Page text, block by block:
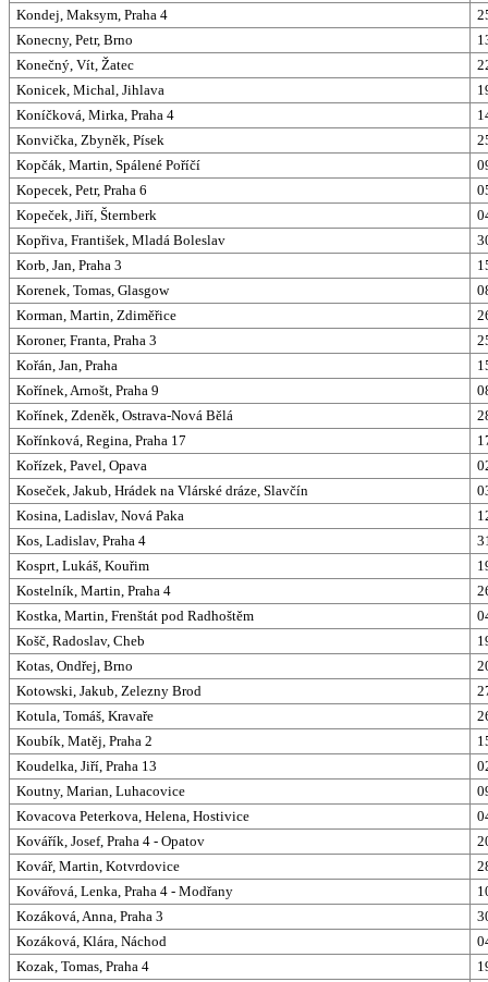
Kondej, Maksym, Praha 4
Konecny, Petr, Brno
Konečný, Vít, Žatec
Konicek, Michal, Jihlava
Koníčková, Mirka, Praha 4
Konvička, Zbyněk, Písek
Kopčák, Martin, Spálené Poříčí
Kopecek, Petr, Praha 6
Kopeček, Jiří, Šternberk
Kopřiva, František, Mladá Boleslav
Korb, Jan, Praha 3
Korenek, Tomas, Glasgow
Korman, Martin, Zdiměřice
Koroner, Franta, Praha 3
Kořán, Jan, Praha
Kořínek, Arnošt, Praha 9
Kořínek, Zdeněk, Ostrava-Nová Bělá
Kořínková, Regina, Praha 17
Kořízek, Pavel, Opava
Koseček, Jakub, Hrádek na Vlárské dráze, Slavčín
Kosina, Ladislav, Nová Paka
Kos, Ladislav, Praha 4
Kosprt, Lukáš, Kouřim
Kostelník, Martin, Praha 4
Kostka, Martin, Frenštát pod Radhoštěm
Košč, Radoslav, Cheb
Kotas, Ondřej, Brno
Kotowski, Jakub, Zelezny Brod
Kotula, Tomáš, Kravaře
Koubík, Matěj, Praha 2
Koudelka, Jiří, Praha 13
Koutny, Marian, Luhacovice
Kovacova Peterkova, Helena, Hostivice
Kovářík, Josef, Praha 4 - Opatov
Kovář, Martin, Kotvrdovice
Kovářová, Lenka, Praha 4 - Modřany
Kozáková, Anna, Praha 3
Kozáková, Klára, Náchod
Kozak, Tomas, Praha 4